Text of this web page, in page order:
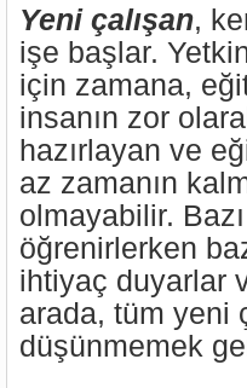
Yeni çalışan,
işe başlar.
için zamana,
insanın zor
hazırlayan ve
az zamanın
olmayabilir.
öğrenirlerken
ihtiyaç duyarlar
arada, tüm yeni
düşünmemek